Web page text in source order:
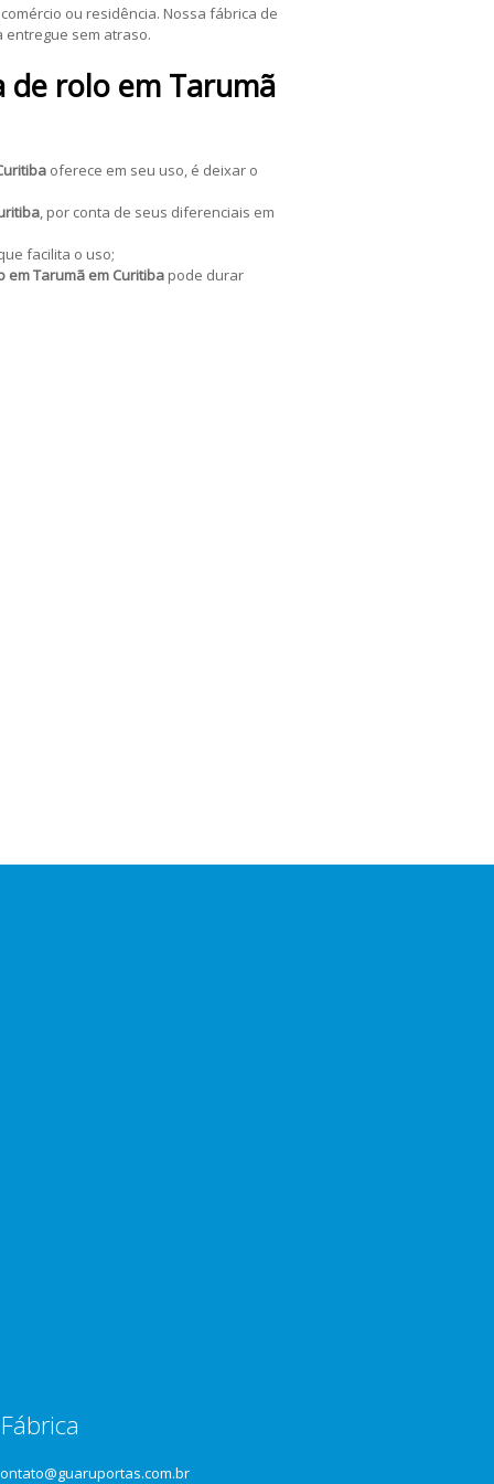
ou residência. Nossa fábrica de
sem atraso.
de rolo em Tarumã
oferece em seu uso, é deixar o
, por conta de seus diferenciais em
facilita o uso;
em Tarumã em Curitiba pode durar